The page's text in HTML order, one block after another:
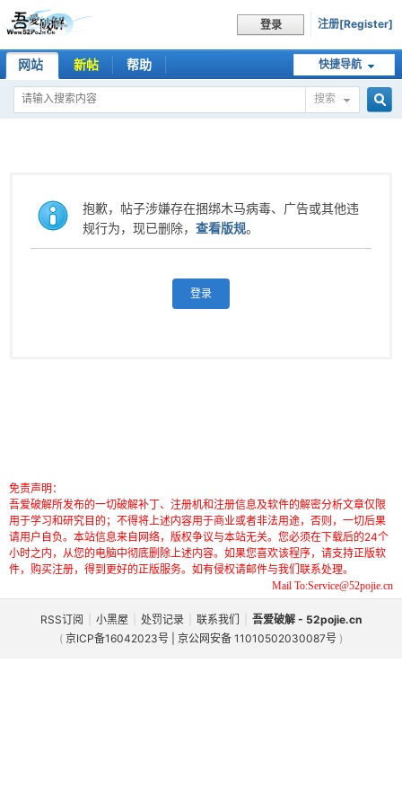
登录 注册[Register]
快捷导航
网站 新帖 帮助
搜索
抱歉，帖子涉嫌存在捆绑木马病毒、广告或其他违
规行为，现已删除，查看版规。
登录
免责声明：
吾爱破解所发布的一切破解补丁、注册机和注册信息及软件的解密分析文章仅限
用于学习和研究目的；不得将上述内容用于商业或者非法用途，否则，一切后果
请用户自负。本站信息来自网络，版权争议与本站无关。您必须在下载后的24个
小时之内，从您的电脑中彻底删除上述内容。如果您喜欢该程序，请支持正版软
件，购买注册，得到更好的正版服务。如有侵权请邮件与我们联系处理。
Mail To:Service@52pojie.cn
RSS订阅 小黑屋 处罚记录 联系我们
吾爱破解 - 52pojie.cn
( 京ICP备16042023号 | 京公网安备 11010502030087号 )